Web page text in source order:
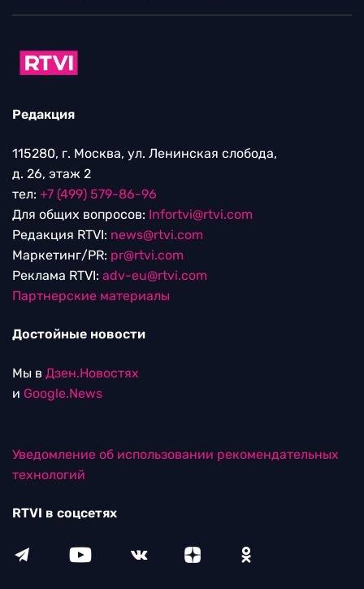
Редакция
115280, г. Москва, ул. Ленинская слобода,
д. 26, этаж 2
тел: +7 (499) 579-86-96
Для общих вопросов: Infortvi@rtvi.com
Редакция RTVI: news@rtvi.com
Маркетинг/PR: pr@rtvi.com
Реклама RTVI: adv-eu@rtvi.com
Партнерские материалы
Достойные новости
Мы в Дзен.Новостях
и Google.News
Уведомление об использовании рекомендательных
технологий
RTVI в соцсетях